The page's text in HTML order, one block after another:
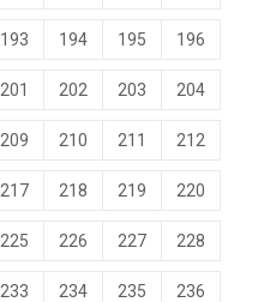
193 194 195 196
201 202 203 204
209 210 211 212
217 218 219 220
225 226 227 228
233 234 235 236